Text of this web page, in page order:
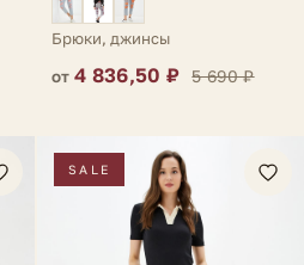
Брюки, джинсы
от 4 836,50 ₽ 5 690 ₽
SALE